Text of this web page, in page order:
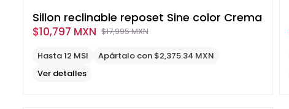
Sillon reclinable reposet Sine color Crema
$17,995 MXNOriginal
price
$10,797 MXN
Current
price
Hasta 12 MSI
Apártalo con $2,375.34 MXN
Ver detalles